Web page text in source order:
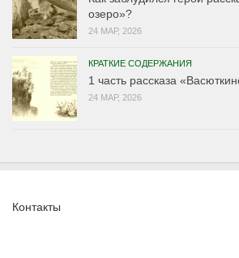
озеро»?
24 МАР, 2026
КРАТКИЕ СОДЕРЖАНИЯ
1 часть рассказа
24 МАР, 2026
Контакты